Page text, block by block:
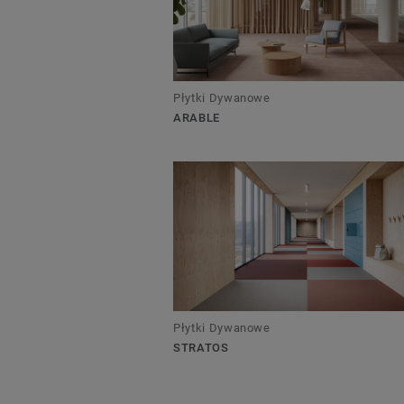
Płytki Dywanowe
ARABLE
Płytki Dywanowe
STRATOS